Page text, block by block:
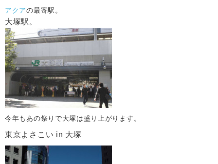
c
e
b
o
o
k
アクアの最寄駅。
大塚駅 。
今年もあの祭りで大塚は盛り上がります。
東京よさこい in 大塚